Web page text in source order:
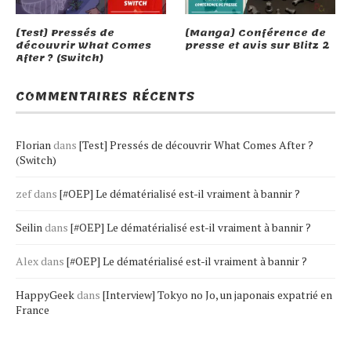
[Test] Pressés de
découvrir What Comes
After ? (Switch)
[Manga] Conférence de
presse et avis sur Blitz 2
COMMENTAIRES RÉCENTS
Floriandans [Test] Pressés de découvrir What Comes After ?
(Switch)
zefdans [#OEP] Le dématérialisé est-il vraiment à bannir ?
Seilindans [#OEP] Le dématérialisé est-il vraiment à bannir ?
Alexdans [#OEP] Le dématérialisé est-il vraiment à bannir ?
HappyGeekdans [Interview] Tokyo no Jo, un japonais expatrié en
France